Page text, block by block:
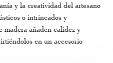
y la creatividad del artesano
o intrincados y
madera añaden calidez y
en un accesorio